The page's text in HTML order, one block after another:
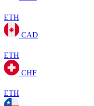
ETH
CAD
ETH
CHF
ETH